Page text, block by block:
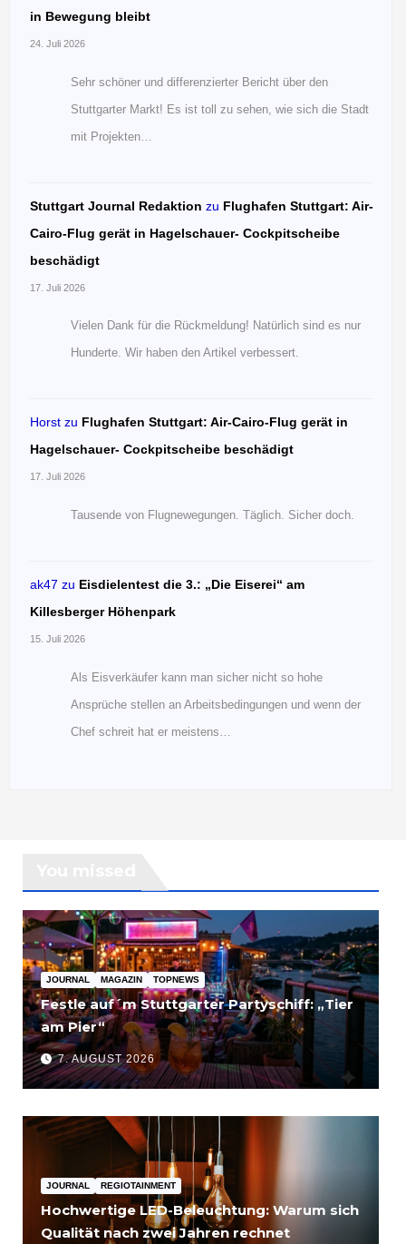
in Bewegung bleibt
24. Juli 2026
Sehr schöner und differenzierter Bericht über den
Stuttgarter Markt! Es ist toll zu sehen, wie sich die Stadt
mit Projekten…
Stuttgart Journal Redaktion zu Flughafen Stuttgart: Air-
Cairo-Flug gerät in Hagelschauer- Cockpitscheibe
beschädigt
17. Juli 2026
Vielen Dank für die Rückmeldung! Natürlich sind es nur
Hunderte. Wir haben den Artikel verbessert.
Horst zu Flughafen Stuttgart: Air-Cairo-Flug gerät in
Hagelschauer- Cockpitscheibe beschädigt
17. Juli 2026
Tausende von Flugnewegungen. Täglich. Sicher doch.
ak47 zu Eisdielentest die 3.: „Die Eiserei“ am
Killesberger Höhenpark
15. Juli 2026
Als Eisverkäufer kann man sicher nicht so hohe
Ansprüche stellen an Arbeitsbedingungen und wenn der
Chef schreit hat er meistens…
JOURNAL MAGAZIN TOPNEWS
Festle auf´m Stuttgarter Partyschiff: „Tier
am Pier“
7. AUGUST 2026
JOURNAL REGIOTAINMENT
Hochwertige LED-Beleuchtung: Warum sich
Qualität nach zwei Jahren rechnet